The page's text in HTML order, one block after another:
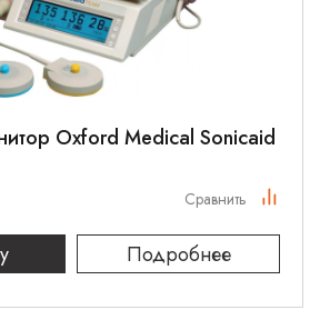
Oxford Medical Sonicaid
Подробнее
Сравнить